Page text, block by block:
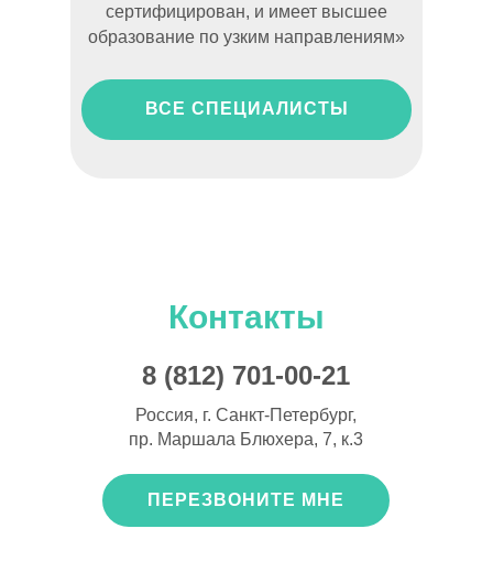
сертифицирован, и имеет высшее
образование по узким направлениям»
ВСЕ СПЕЦИАЛИСТЫ
Контакты
Россия, г. Санкт-Петербург,
пр. Маршала Блюхера, 7, к.3
8 (812) 701-00-21
ПЕРЕЗВОНИТЕ МНЕ